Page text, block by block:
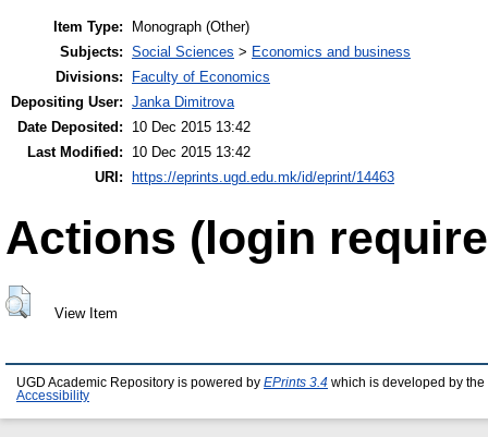
Item Type:
Monograph (Other)
Subjects: Social Sciences > Economics and business
Divisions:
Faculty of Economics
Depositing User: Janka Dimitrova
Date Deposited:
10 Dec 2015 13:42
Last Modified:
10 Dec 2015 13:42
URI:
https://eprints.ugd.edu.mk/id/eprint/14463
Actions (login
View Item
UGD Academic Repository is powered by EPrints 3.4 which is developed by the
Accessibility